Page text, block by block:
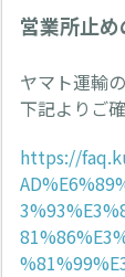
営業所止
ヤマト運輸
下記よりご
https://